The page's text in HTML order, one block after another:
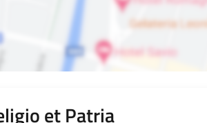
et Patria